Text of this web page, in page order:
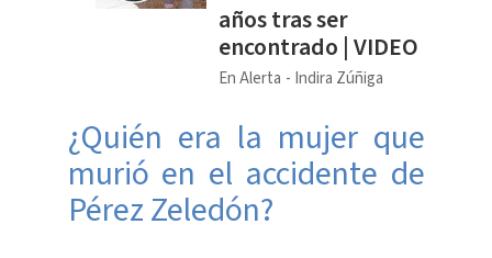
años tras ser
encontrado | VIDEO
En Alerta Indira Zúñiga
¿Quién era la mujer que
murió en el accidente de
Pérez Zeledón?